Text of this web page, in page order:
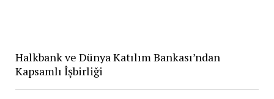
Halkbank ve Dünya Katılım Bankası’ndan
Kapsamlı İşbirliği